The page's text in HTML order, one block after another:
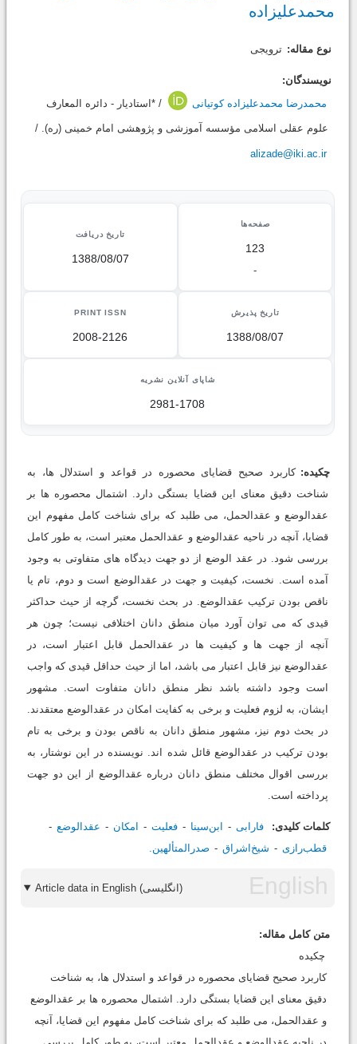
محمدعلیزاده
نوع مقاله: ترویجی
نویسندگان:
محمدرضا محمدعلیزاده کوتیانی
/ *استادیار - دائره المعارف
علوم عقلی اسلامی مؤسسه آموزشی و پژوهشی امام خمینی (ره). /
alizade@iki.ac.ir
صفحه‌ها
123
-
تاریخ دریافت
1388/08/07
تاریخ پذیرش
1388/08/07
PRINT ISSN
2008-2126
شاپای آنلاین نشریه
2981-1708
چکیده: کاربرد صحیح قضایای محصوره در قواعد و استدلال ها، به
شناخت دقیق معنای این قضایا بستگی دارد. اشتمال محصوره ها بر
عقدالوضع و عقدالحمل، می طلبد که برای شناخت کامل مفهوم این
قضایا، آنچه در ناحیه عقدالوضع و عقدالحمل معتبر است، به طور کامل
بررسی شود. در عقد الوضع از دو جهت دیدگاه های متفاوتی به وجود
آمده است. نخست، کیفیت و جهت در عقدالوضع است و دوم، تام یا
ناقص بودن ترکیب عقدالوضع. در بحث نخست، گرچه از حیث حداکثر
قیدی که می توان آورد میان منطق دانان اختلافی نیست؛ چون هر
آنچه از جهت ها و کیفیت ها در عقدالحمل قابل اعتبار است، در
عقدالوضع نیز قابل اعتبار می باشد، اما از حیث حداقل قیدی که واجب
است وجود داشته باشد نظر منطق دانان متفاوت است. مشهور
ایشان، به لزوم فعلیت و برخی به کفایت امکان در عقدالوضع معتقدند.
در بحث دوم نیز، مشهور منطق دانان به ناقص بودن و برخی به تام
بودن ترکیب در عقدالوضع قائل شده اند. نویسنده در این نوشتار، به
بررسی اقوال مختلف منطق دانان درباره عقدالوضع از این دو جهت
پرداخته است.
کلمات کلیدی: فارابی ابن‌سینا فعلیت امکان
عقدالوضع
قطب‌رازی
شیخ‌اشراق صدرالمتألهین.
Article data in English (انگلیسی)
متن کامل مقاله:
چکیده
کاربرد صحیح قضایای محصوره در قواعد و استدلال ها، به شناخت
دقیق معنای این قضایا بستگی دارد. اشتمال محصوره ها بر عقدالوضع
و عقدالحمل، می طلبد که برای شناخت کامل مفهوم این قضایا، آنچه